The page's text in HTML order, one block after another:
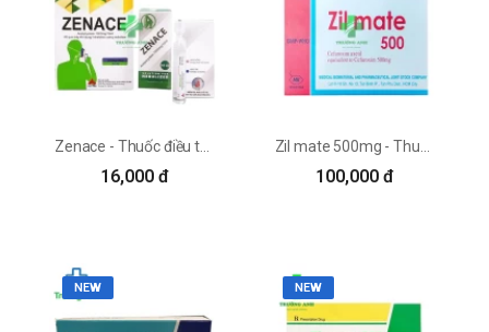
16,000 đ 100,000 đ
NEW NEW